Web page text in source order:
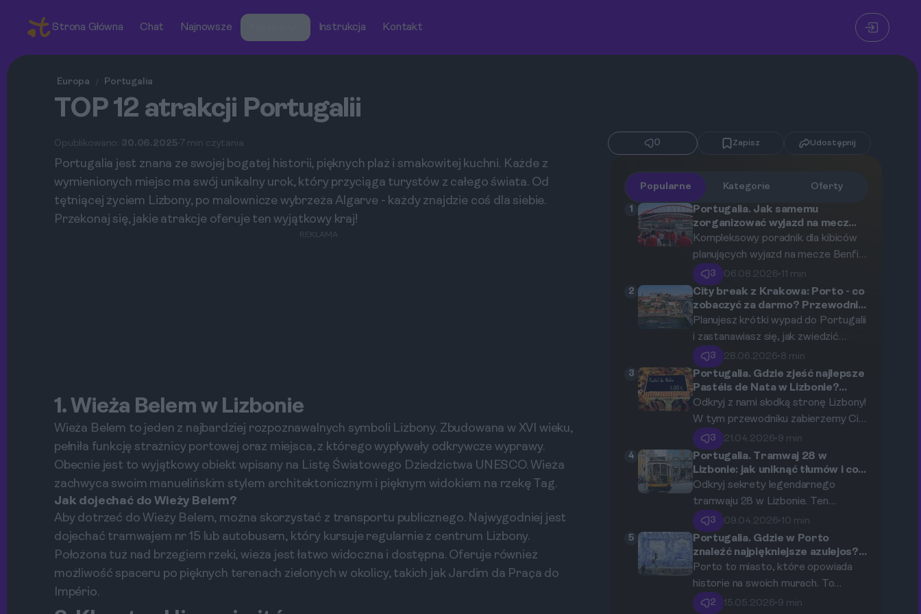
Strona Główna Chat Najnowsze Instrukcja Kontakt
Europa / Portugalia
TOP 12 atrakcji Portugalii
Opublikowano: 30.06.2025 7 min czytania 0 Zapisz Udostępnij
Portugalia jest znana ze swojej bogatej historii, pięknych plaż i smakowitej kuchni. Każde z
wymienionych miejsc ma swój unikalny urok, który przyciąga turystów z całego świata. Od
tętniącej życiem Lizbony, po malownicze wybrzeża Algarve - każdy znajdzie coś dla siebie.
Przekonaj się, jakie atrakcje oferuje ten wyjątkowy kraj!
REKLAMA
1. Wieża Belem w Lizbonie
Wieża Belem to jeden z najbardziej rozpoznawalnych symboli Lizbony. Zbudowana w XVI wieku,
pełniła funkcję strażnicy portowej oraz miejsca, z którego wypływały odkrywcze wyprawy.
Obecnie jest to wyjątkowy obiekt wpisany na Listę Światowego Dziedzictwa UNESCO. Wieża
zachwyca swoim manuelińskim stylem architektonicznym i pięknym widokiem na rzekę Tag.
Jak dojechać do Wieży Belem?
Aby dotrzeć do Wieży Belem, można skorzystać z transportu publicznego. Najwygodniej jest
dojechać tramwajem nr 15 lub autobusem, który kursuje regularnie z centrum Lizbony.
Położona tuż nad brzegiem rzeki, wieża jest łatwo widoczna i dostępna. Oferuje również
możliwość spaceru po pięknych terenach zielonych w okolicy, takich jak Jardim da Praça do
Império.
Popularne Kategorie Oferty
1
Portugalia. Jak samemu
zorganizować wyjazd na mecz
Benfiki w Lizbonie: zakup biletów,
terminy spotkań i stadionowa
logistyka
Kompleksowy poradnik dla kibiców
planujących wyjazd na mecze Benfiki
Lizbona na słynnym Estádio da Luz.
3 06.08.2026•11 min
2
City break z Krakowa: Porto - co
zobaczyć za darmo? Przewodnik
po bezpłatnych atrakcjach
portugalskiego miasta.
Planujesz krótki wypad do Portugalii
i zastanawiasz się, jak zwiedzić
Porto bez nadwyrężania budżetu?
Ten przewodnik udowodni Ci, że
miasto słynące z kolorowych
kamienic, majestatycznych mostów
i artystycznej atmosfery oferuje
mnóstwo atrakcji całkowicie za
darmo. Odkryj z nami, jak
zaplanować idealny city break z
Krakowa i cieszyć się magią Porto,
nie wydając ani jednego euro na
bilety wstępu.
3 28.06.2026•8 min
3
Portugalia. Gdzie zjeść najlepsze
Pastéis de Nata w Lizbonie?
Przewodnik po kultowych
cukierniach.
Odkryj z nami słodką stronę Lizbony!
W tym przewodniku zabierzemy Cię
w podróż po najlepszych cukierniach
serwujących legendarne Pastéis de
Nata. Dowiedz się, gdzie znaleźć te
najbardziej kremowe, chrupiące i
niezapomniane babeczki, które są
kwintesencją portugalskich
deserów.
3 21.04.2026•9 min
4
Portugalia. Tramwaj 28 w
Lizbonie: jak uniknąć tłumów i co
zobaczyć na trasie?
Odkryj sekrety legendarnego
tramwaju 28 w Lizbonie. Ten
przewodnik pokaże Ci, jak cieszyć
się podróżą bez tłumów, gdzie kupić
bilety, na co uważać i jakie magiczne
zakątki miasta zobaczysz po
drodze.
3 09.04.2026•10 min
5
Portugalia. Gdzie w Porto
znaleźć najpiękniejsze azulejos?
Przewodnik z mapą po mieście
błękitnych płytek.
Porto to miasto, które opowiada
historie na swoich murach. To
właśnie tu, na fasadach kościołów,
2 15.05.2026•9 min